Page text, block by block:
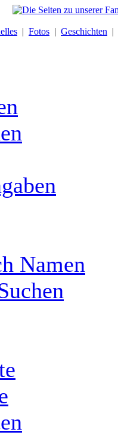
| Fotos | Geschichten |
Namen